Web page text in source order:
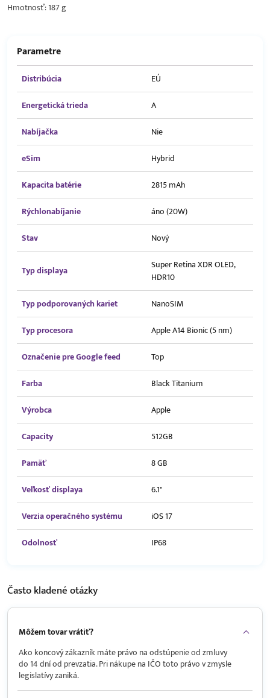
Hmotnosť: 187 g
Parametre
Distribúcia
EÚ
Energetická trieda
A
Nabíjačka
Nie
eSim
Hybrid
Kapacita batérie
2815 mAh
Rýchlonabíjanie
áno (20W)
Stav
Nový
Typ displaya
Super Retina XDR OLED,
HDR10
Typ podporovaných kariet
NanoSIM
Typ procesora
Apple A14 Bionic (5 nm)
Označenie pre Google feed
Top
Farba
Black Titanium
Výrobca
Apple
Capacity
512GB
Pamäť
8 GB
Veľkosť displaya
6.1"
Verzia operačného systému
iOS 17
Odolnosť
IP68
Často kladenéotázky
Môžem tovar vrátiť?
Ako koncový zákazník máte právo na odstúpenie od zmluvy
do 14 dní od prevzatia. Pri nákupe na IČO toto právo v zmysle
legislatívy zaniká.